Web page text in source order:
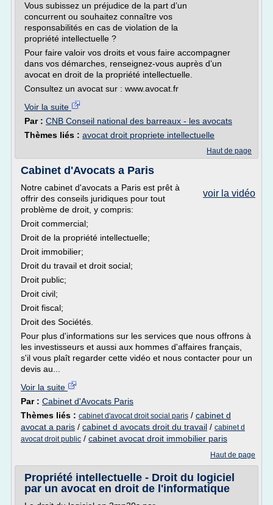
Vous subissez un préjudice de la part d’un
concurrent ou souhaitez connaître vos
responsabilités en cas de violation de la
propriété intellectuelle ?
Pour faire valoir vos droits et vous faire accompagner
dans vos démarches, renseignez-vous auprès d’un
avocat en droit de la propriété intellectuelle.
Consultez un avocat sur : www.avocat.fr
Voir la suite
Par : CNB Conseil national des barreaux - les avocats
Thèmes liés : avocat droit propriete intellectuelle
Haut de page
Cabinet d'Avocats a Paris
voir la vidéo
Notre cabinet d'avocats a Paris est prêt à
offrir des conseils juridiques pour tout
problème de droit, y compris:
Droit commercial;
Droit de la propriété intellectuelle;
Droit immobilier;
Droit du travail et droit social;
Droit public;
Droit civil;
Droit fiscal;
Droit des Sociétés.
Pour plus d'informations sur les services que nous offrons à
les investisseurs et aussi aux hommes d'affaires français,
s'il vous plaît regarder cette vidéo et nous contacter pour un
devis au...
Voir la suite
Par : Cabinet d'Avocats Paris
Thèmes liés : cabinet d'avocat droit social paris / cabinet d
avocat a paris / cabinet d avocats droit du travail / cabinet d
avocat droit public / cabinet avocat droit immobilier paris
Haut de page
Propriété intellectuelle - Droit du logiciel
par un avocat en droit de l'informatique